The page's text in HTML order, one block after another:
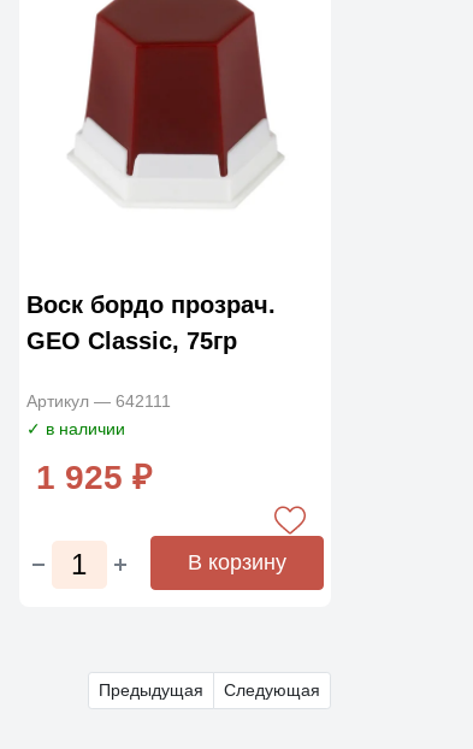
Воск бордо прозрач.
GEO Classic, 75гр
Артикул — 642111
✓ в наличии
1 925 ₽
В корзину
Предыдущая Следующая